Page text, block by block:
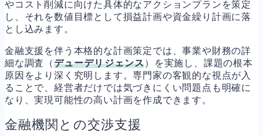
やコスト削減に向けた具体的なアクションプランを策定
し、それを数値目標として損益計画や資金繰り計画に落
とし込みます。
金融支援を伴う本格的な計画策定では、事業や財務の詳
細な調査（デューデリジェンス）を実施し、課題の根本
原因をより深く究明します。専門家の客観的な視点が入
ることで、経営者だけでは気づきにくい問題点も明確に
なり、実現可能性の高い計画を作成できます。
金融機関との交渉支援